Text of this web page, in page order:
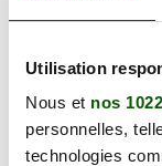
Utilisation
Nous et nos
personnelles,
technologies
125.00 €
5
En